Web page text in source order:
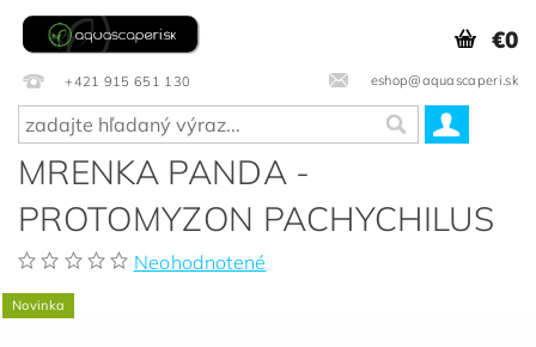
+421 915 651 130 eshop@aquascaperi.sk
€0
MRENKA PANDA -
PROTOMYZON PACHYCHILUS
Neohodnotené
Novinka